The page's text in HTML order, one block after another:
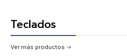
Teclados
Ver más productos